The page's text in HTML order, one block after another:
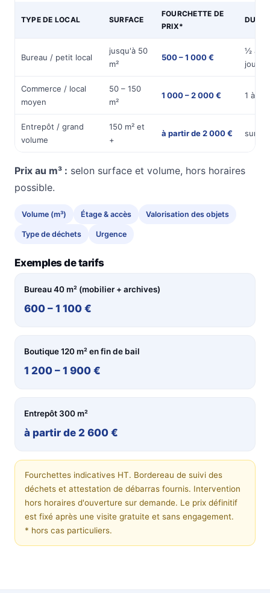
TYPE DE LOCAL SURFACE
FOURCHETTE DE
PRIX*
DURÉE
Bureau / petit local
jusqu'à 50
m²
500 – 1 000 €
½ à 1
Commerce / local
moyen
50 – 150
m²
1 000 – 2 000 € 1 à 2
Entrepôt / grand
volume
150 m² et
+
à partir de 2 000 € sur
Prix au m³ : selon surface et volume, hors horaires
possible.
Volume (m³) Étage & accès Valorisation des objets
Type de déchets Urgence
Exemples de tarifs
Bureau 40 m² (mobilier + archives)
600 – 1 100 €
Boutique 120 m² en fin de bail
1 200 – 1 900 €
Entrepôt 300 m²
à partir de 2 600 €
Fourchettes indicatives HT. Bordereau de suivi des
déchets et attestation de débarras fournis. Intervention
hors horaires d'ouverture sur demande. Le prix définitif
est fixé après une visite gratuite et sans engagement.
* hors cas particuliers.